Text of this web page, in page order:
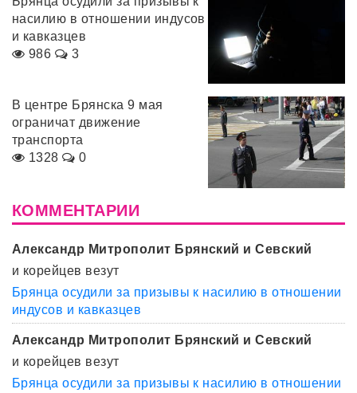
насилию в отношении индусов
и кавказцев
986
3
В центре Брянска 9 мая
ограничат движение
транспорта
1328
0
КОММЕНТАРИИ
Александр Митрополит Брянский и Севский
и корейцев везут
Брянца осудили за призывы к насилию в отношении
индусов и кавказцев
Александр Митрополит Брянский и Севский
и корейцев везут
Брянца осудили за призывы к насилию в отношении